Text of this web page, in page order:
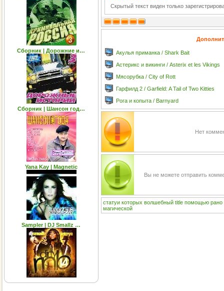
Сборник | Дорожние и…
Сборник | Шансон год…
Yana Kay | Magnetic
Sampler | DJ Smallz …
Скрытый текст виден только
Акулья приманка / Shark Bait
Астерикс и викинги / Asterix et les Vikings
Мясорубка / City of Rott
Гарфилд 2 / Garfield: A Tail of Two Kitties
Рога и копыта / Barnyard
Нет
Вы не можете отправить
статуи которых волшебный title помощью рано
магической